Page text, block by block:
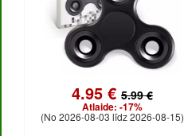
4.95 € 5.99 €
Atlaide: -17%
(No 2026-08-03 līdz 2026-08-15)